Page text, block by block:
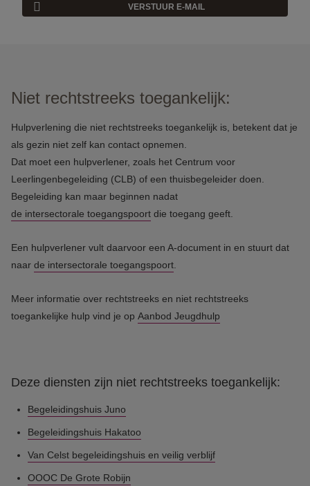
VERSTUUR E-MAIL
Niet rechtstreeks toegankelijk:
Hulpverlening die niet rechtstreeks toegankelijk is, betekent dat je
als gezin niet zelf kan contact opnemen.
Dat moet een hulpverlener, zoals het Centrum voor
Leerlingenbegeleiding (CLB) of een thuisbegeleider doen.
Begeleiding kan maar beginnen nadat
de intersectorale toegangspoort die toegang geeft.
Een hulpverlener vult daarvoor een A-document in en stuurt dat
naar de intersectorale toegangspoort
Meer informatie over rechtstreeks en niet rechtstreeks
toegankelijke hulp vind je op Aanbod Jeugdhulp
Deze diensten zijn niet rechtstreeks toegankelijk:
Begeleidingshuis Juno
Begeleidingshuis Hakatoo
Van Celst begeleidingshuis en veilig verblijf
OOOC De Grote Robijn